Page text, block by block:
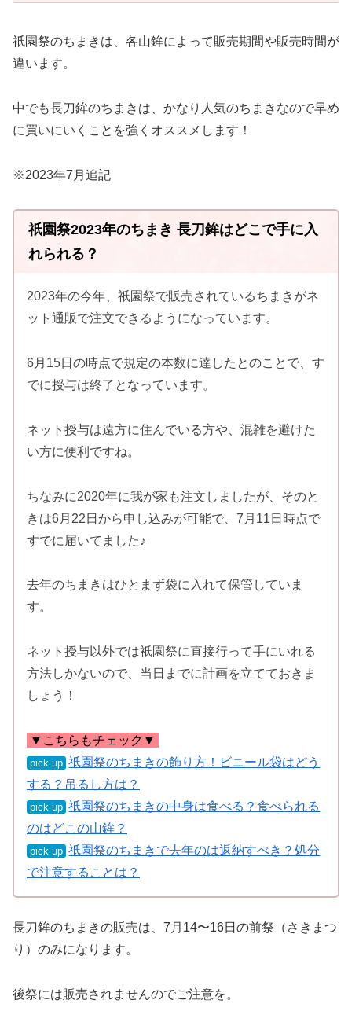
祇園祭のちまきは、各山鉾によって販売期間や販売時間が
違います。
中でも長刀鉾のちまきは、かなり人気のちまきなので早め
に買いにいくことを強くオススメします！
※2023年7月追記
祇園祭2023年のちまき 長刀鉾はどこで手に入
れられる？
2023年の今年、祇園祭で販売されているちまきがネ
ット通販で注文できるようになっています。
6月15日の時点で規定の本数に達したとのことで、す
でに授与は終了となっています。
ネット授与は遠方に住んでいる方や、混雑を避けた
い方に便利ですね。
ちなみに2020年に我が家も注文しましたが、そのと
きは6月22日から申し込みが可能で、7月11日時点で
すでに届いてました♪
去年のちまきはひとまず袋に入れて保管していま
す。
ネット授与以外では祇園祭に直接行って手にいれる
方法しかないので、当日までに計画を立てておきま
しょう！
▼こちらもチェック▼
pick up 祇園祭のちまきの飾り方！ビニール袋はどう
する？吊るし方は？
pick up 祇園祭のちまきの中身は食べる？食べられる
のはどこの山鉾？
pick up 祇園祭のちまきで去年のは返納すべき？処分
で注意することは？
長刀鉾のちまきの販売は、7月14〜16日の前祭（さきまつ
り）のみになります。
後祭には販売されませんのでご注意を。